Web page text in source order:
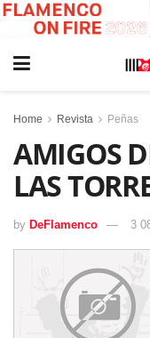
Home Revista Peñas
AMIGOS
LAS
by DeFlamenco 3